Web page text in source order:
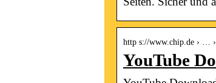
http s://www.chip.de › …
YouTube